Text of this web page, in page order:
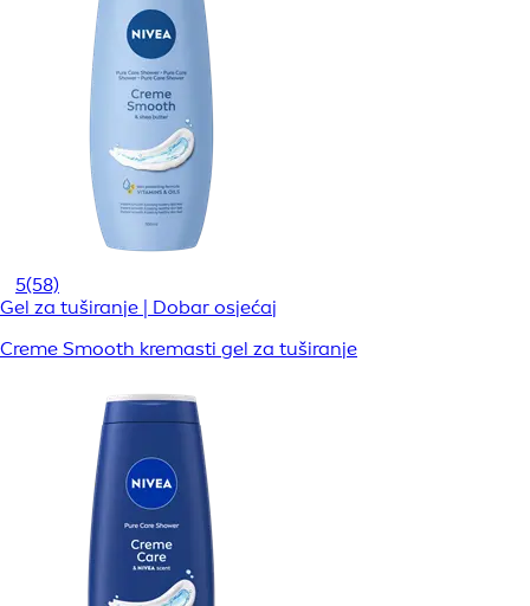
5(58)
Gel za tuširanje | Dobar osjećaj
Creme Smooth kremasti gel za tuširanje